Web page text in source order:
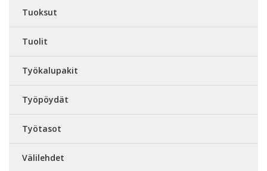
Tuoksut
Tuolit
Työkalupakit
Työpöydät
Työtasot
Välilehdet